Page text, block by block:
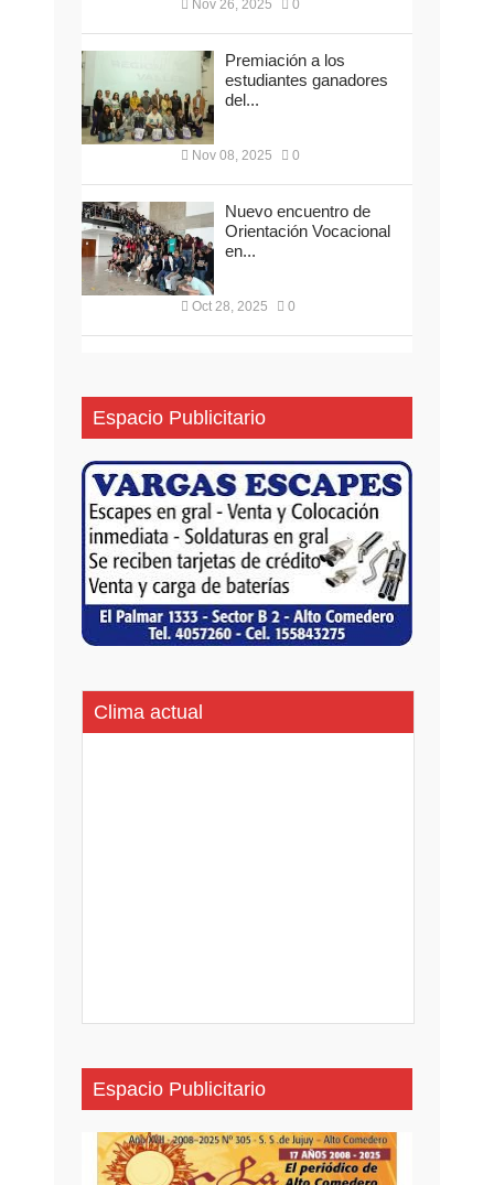
Nov 26, 2025 0
Premiación a los
estudiantes ganadores
del...
Nov 08, 2025 0
Nuevo encuentro de
Orientación Vocacional
en...
Oct 28, 2025 0
Espacio Publicitario
Clima actual
Espacio Publicitario